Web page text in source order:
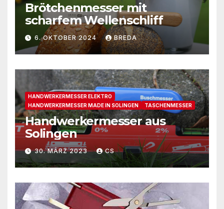
Brötchenmesser mit
scharfem Wellenschliff
6. OKTOBER 2024 BREDA
HANDWERKERMESSER ELEKTRO
HANDWERKERMESSER MADE IN SOLINGEN
TASCHENMESSER
Handwerkermesser aus
Solingen
30. MÄRZ 2023 CS